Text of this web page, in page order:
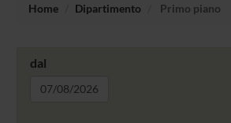
Home Dipartimento Primo piano
dal